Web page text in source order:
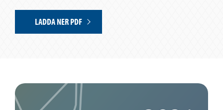
LADDA NER PDF